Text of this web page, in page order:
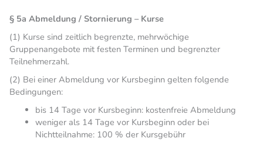
§ 5a Abmeldung / Stornierung – Kurse
(1) Kurse sind zeitlich begrenzte, mehrwöchige
Gruppenangebote mit festen Terminen und begrenzter
Teilnehmerzahl.
(2) Bei einer Abmeldung vor Kursbeginn gelten folgende
Bedingungen:
bis 14 Tage vor Kursbeginn: kostenfreie Abmeldung
weniger als 14 Tage vor Kursbeginn oder bei
Nichtteilnahme: 100 % der Kursgebühr